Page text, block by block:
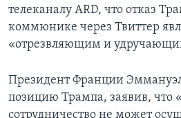
телеканалу ARD, что отказ
коммюнике через Твиттер
«отрезвляющим и
Президент Франции
позицию Трампа, заявив, что
сотрудничество не может